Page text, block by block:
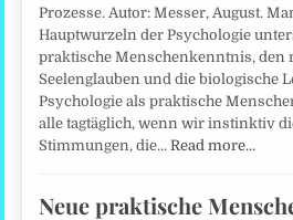
Prozesse. Autor: Messer, August.
Hauptwurzeln der Psychologie
praktische Menschenkenntnis, den
Seelenglauben und die biologische
Psychologie als praktische
alle tagtäglich, wenn wir instinktiv
Stimmungen, die…Read more…
Neue praktische